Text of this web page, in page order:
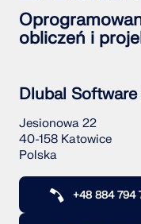
obliczeń i
Dlubal Software
Jesionowa 22
40-158 Katowice
Polska
+48 884 794